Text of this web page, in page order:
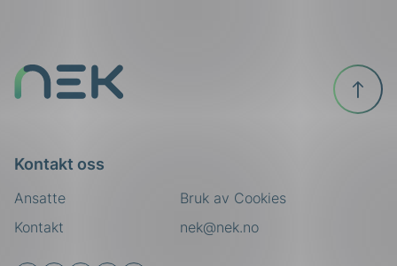
Kontakt oss
Ansatte
nek@nek.no
Kontakt
Bruk av Cookies
Til
toppen